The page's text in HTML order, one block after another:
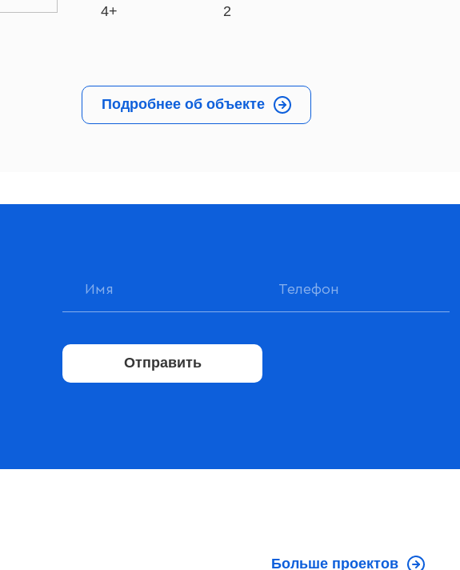
4+ 2
Подробнее об объекте
Отправить
Больше проектов